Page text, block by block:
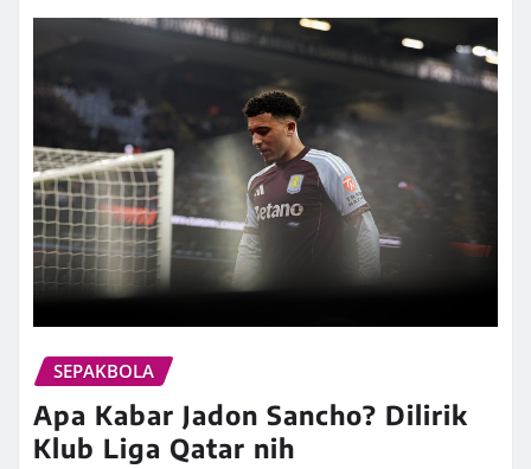
SEPAKBOLA
Apa Kabar Jadon Sancho? Dilirik
Klub Liga Qatar nih